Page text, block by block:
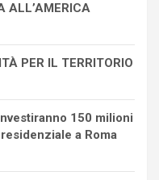
ALL’AMERICA
PER IL TERRITORIO
150 milioni
a Roma